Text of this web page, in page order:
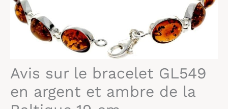
Avis sur le bracelet GL549
en argent et ambre de la